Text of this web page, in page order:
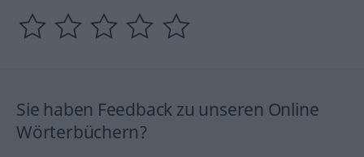
Sie haben Feedback zu unseren Online
Wörterbüchern?